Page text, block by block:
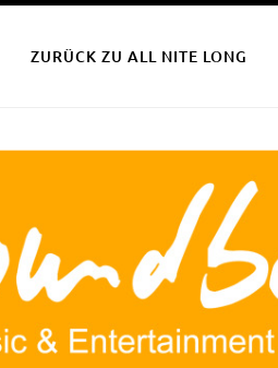
ZURÜCK ZU ALL NITE LONG